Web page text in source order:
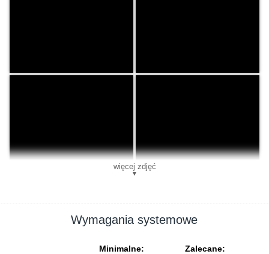
więcej zdjęć
▼
Wymagania systemowe
Minimalne: Zalecane: